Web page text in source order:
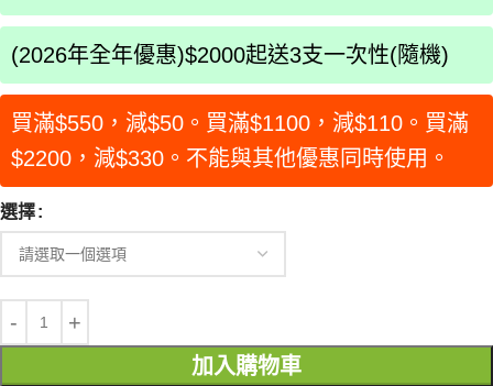
(2026年全年優惠)$2000起送3支一次性(隨機)
買滿$550，減$50。買滿$1100，減$110。買滿
$2200，減$330。不能與其他優惠同時使用。
選擇
加入購物車